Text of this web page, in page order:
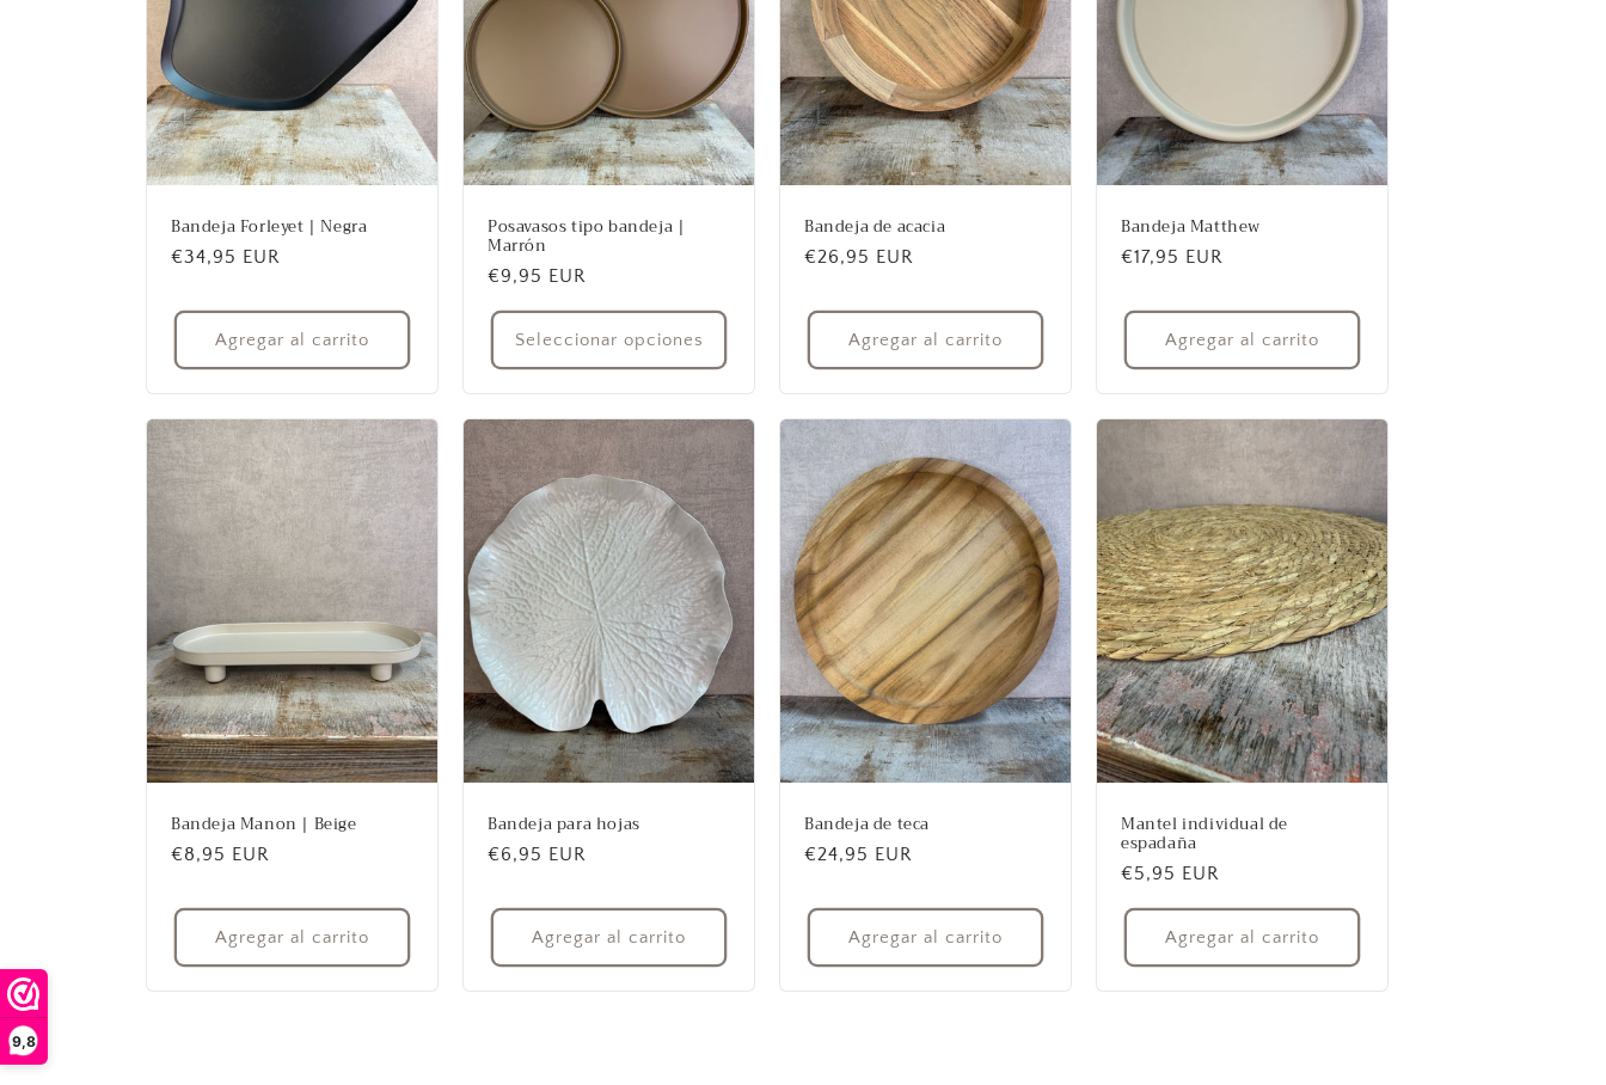
9,8
Bandeja Forleyet | Negra
Precio
€34,95 EUR
Agregar al carrito
Posavasos tipo bandeja |
Marrón
Precio
habitual
€9,95 EUR
Seleccionar opciones
Bandeja de acacia
Precio
€26,95 EUR
Agregar al carrito
Bandeja Matthew
Precio
€17,95 EUR
Agregar al carrito
Bandeja Manon | Beige
Precio
€8,95 EUR
Agregar al carrito
Bandeja para hojas
Precio
€6,95 EUR
Agregar al carrito
Bandeja de teca
Precio
€24,95 EUR
Agregar al carrito
Mantel individual de
espadaña
Precio
habitual
€5,95 EUR
Agregar al carrito